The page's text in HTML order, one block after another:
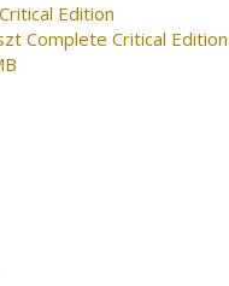
Edition
Complete Critical Edition